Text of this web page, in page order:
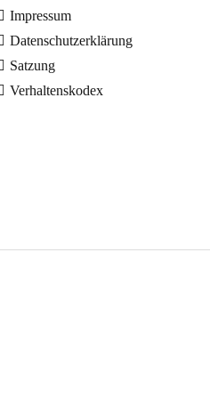
Impressum
Datenschutzerklärung
Satzung
Verhaltenskodex